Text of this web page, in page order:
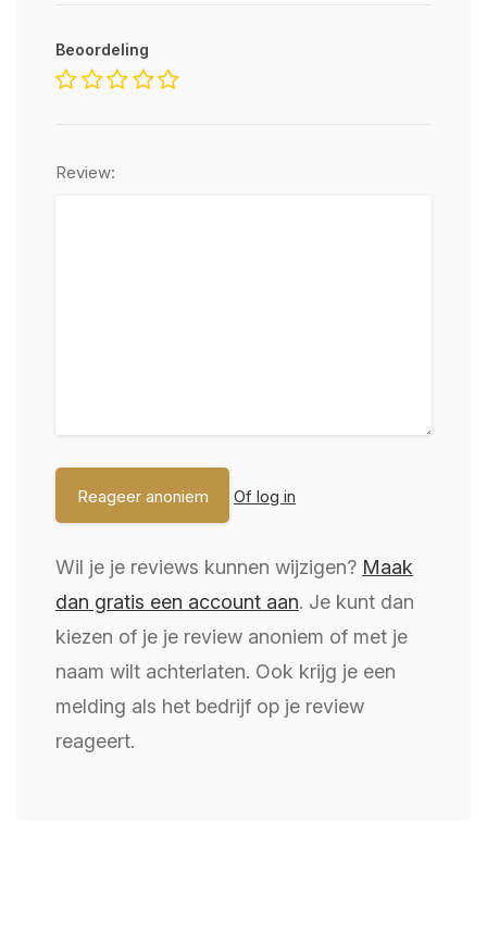
Beoordeling
Review:
Of log in
Wil je je reviews kunnen wijzigen? Maak
dan gratis een account aan. Je kunt dan
kiezen of je je review anoniem of met je
naam wilt achterlaten. Ook krijg je een
melding als het bedrijf op je review
reageert.